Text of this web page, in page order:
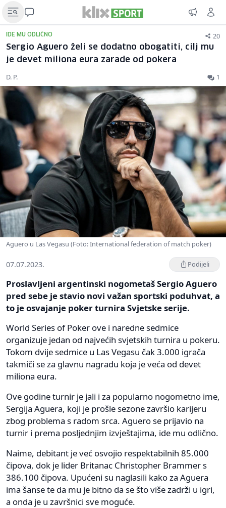
IDE MU ODLIČNO 20
Sergio Aguero želi se dodatno obogatiti, cilj mu
je devet miliona eura zarade od pokera
D. P. 1
Aguero u Las Vegasu (Foto: International federation of match poker)
07.07.2023. Podijeli
Proslavljeni argentinski nogometaš Sergio Aguero
pred sebe je stavio novi važan sportski poduhvat, a
to je osvajanje poker turnira Svjetske serije.
World Series of Poker ove i naredne sedmice
organizuje jedan od najvećih svjetskih turnira u pokeru.
Tokom dvije sedmice u Las Vegasu čak 3.000 igrača
takmiči se za glavnu nagradu koja je veća od devet
miliona eura.
Ove godine turnir je jali i za popularno nogometno ime,
Sergija Aguera, koji je prošle sezone završio karijeru
zbog problema s radom srca. Aguero se prijavio na
turnir i prema posljednjim izvještajima, ide mu odlično.
Naime, debitant je već osvojio respektabilnih 85.000
čipova, dok je lider Britanac Christopher Brammer s
386.100 čipova. Upućeni su naglasili kako za Aguera
ima šanse te da mu je bitno da se što više zadrži u igri,
a onda je u završnici sve moguće.